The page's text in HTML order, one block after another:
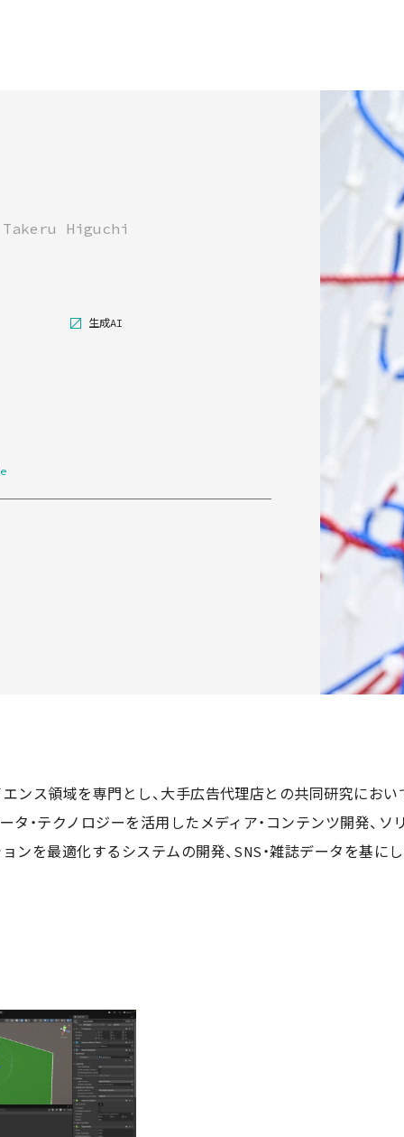
Takeru Higuchi
生成AI
ンス領域を専門とし、大手広告代理店との共同研究にお
タ・テクノロジーを活用したメディア・コンテンツ開発、
ンを最適化するシステムの開発、SNS・雑誌データを基に
わっている。